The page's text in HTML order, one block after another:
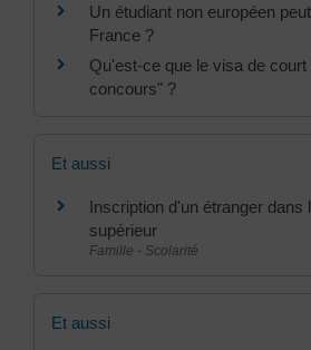
Un étudiant non européen
France ?
Qu'est-ce que le visa de court
concours" ?
Et aussi
Inscription d'un étranger dans
supérieur
Famille - Scolarité
Et aussi